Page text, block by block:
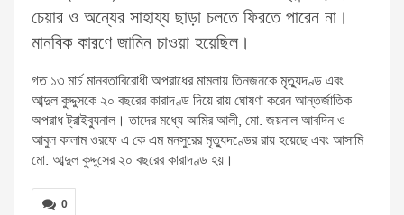
চেয়ার ও অন্যের সাহায্য ছাড়া চলতে ফিরতে পারেন না।
মানবিক কারণে জামিন চাওয়া হয়েছিল।
গত ১৩ মার্চ মানবতাবিরোধী অপরাধের মামলায় তিনজনকে মৃত্যুদণ্ড এবং
আব্দুল কুদ্দুসকে ২০ বছরের কারাদণ্ড দিয়ে রায় ঘোষণা করেন আন্তর্জাতিক
অপরাধ ট্রাইব্যুনাল। তাদের মধ্যে আমির আলী, মো. জয়নাল আবদিন ও
আবুল কালাম ওরফে এ কে এম মনসুরের মৃত্যুদণ্ডের রায় হয়েছে এবং আসামি
মো. আব্দুল কুদ্দুসের ২০ বছরের কারাদণ্ড হয়।
0